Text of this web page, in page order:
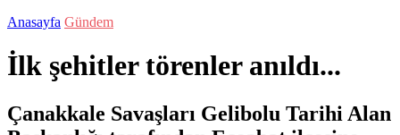
Anasayfa Gündem
İlk şehitler törenler anıldı...
Çanakkale Savaşları Gelibolu Tarihi Alan